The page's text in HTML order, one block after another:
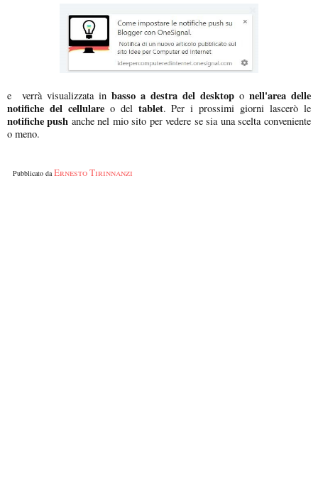
e verrà visualizzata in basso a destra del desktop o nell'area delle
notifiche del cellulareo del tablet. Per i prossimi giorni lascerò le
notifiche push anche nel mio sito per vedere se sia una scelta conveniente
o meno.
Pubblicato daErnesto Tirinnanzi